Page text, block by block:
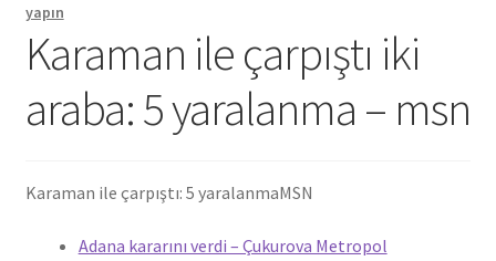
yapın
Karaman ile çarpıştı iki
araba: 5 yaralanma – msn
Karaman ile çarpıştı: 5 yaralanmaMSN
Adana kararını verdi – Çukurova Metropol